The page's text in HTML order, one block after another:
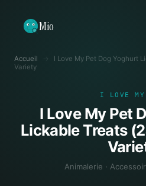
Mio
Accueil →
I Love My Pet Dog Yoghurt
Variety
I LOVE
I Love My Pet
Lickable Treats
Animalerie ·